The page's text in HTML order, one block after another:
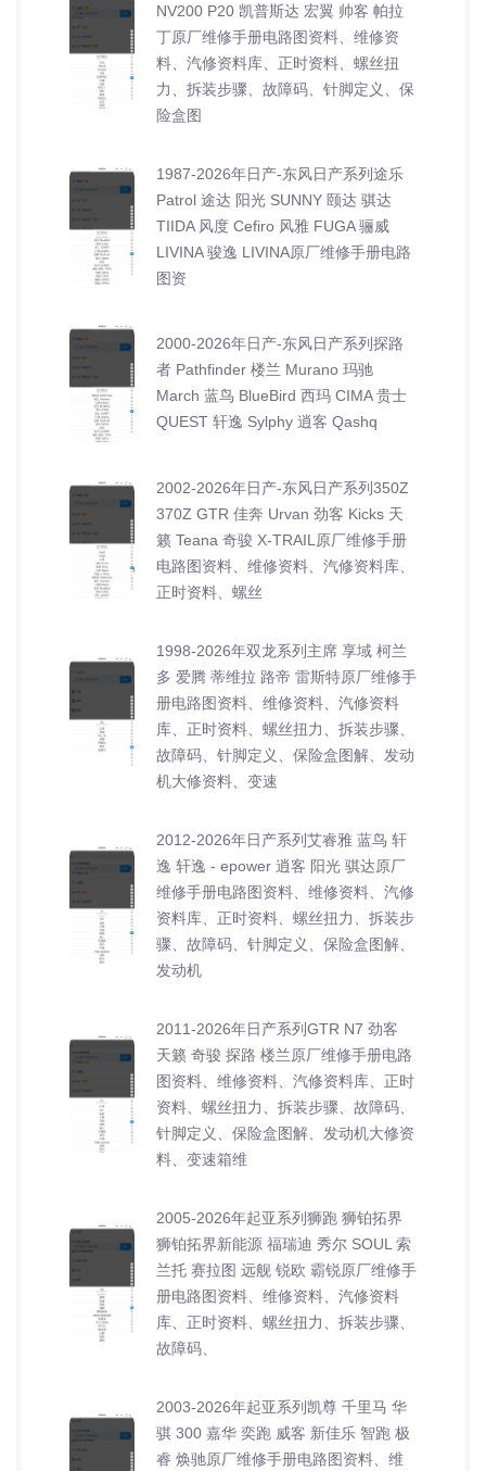
NV200 P20 凯普斯达 宏翼 帅客 帕拉
丁原厂维修手册电路图资料、维修资
料、汽修资料库、正时资料、螺丝扭
力、拆装步骤、故障码、针脚定义、保
险盒图
1987-2026年日产-东风日产系列途乐
Patrol 途达 阳光 SUNNY 颐达 骐达
TIIDA 风度 Cefiro 风雅 FUGA 骊威
LIVINA 骏逸 LIVINA原厂维修手册电路
图资
2000-2026年日产-东风日产系列探路
者 Pathfinder 楼兰 Murano 玛驰
March 蓝鸟 BlueBird 西玛 CIMA 贵士
QUEST 轩逸 Sylphy 逍客 Qashq
2002-2026年日产-东风日产系列350Z
370Z GTR 佳奔 Urvan 劲客 Kicks 天
籁 Teana 奇骏 X-TRAIL原厂维修手册
电路图资料、维修资料、汽修资料库、
正时资料、螺丝
1998-2026年双龙系列主席 享域 柯兰
多 爱腾 蒂维拉 路帝 雷斯特原厂维修手
册电路图资料、维修资料、汽修资料
库、正时资料、螺丝扭力、拆装步骤、
故障码、针脚定义、保险盒图解、发动
机大修资料、变速
2012-2026年日产系列艾睿雅 蓝鸟 轩
逸 轩逸 - epower 逍客 阳光 骐达原厂
维修手册电路图资料、维修资料、汽修
资料库、正时资料、螺丝扭力、拆装步
骤、故障码、针脚定义、保险盒图解、
发动机
2011-2026年日产系列GTR N7 劲客
天籁 奇骏 探路 楼兰原厂维修手册电路
图资料、维修资料、汽修资料库、正时
资料、螺丝扭力、拆装步骤、故障码、
针脚定义、保险盒图解、发动机大修资
料、变速箱维
2005-2026年起亚系列狮跑 狮铂拓界
狮铂拓界新能源 福瑞迪 秀尔 SOUL 索
兰托 赛拉图 远舰 锐欧 霸锐原厂维修手
册电路图资料、维修资料、汽修资料
库、正时资料、螺丝扭力、拆装步骤、
故障码、
2003-2026年起亚系列凯尊 千里马 华
骐 300 嘉华 奕跑 威客 新佳乐 智跑 极
睿 焕驰原厂维修手册电路图资料、维